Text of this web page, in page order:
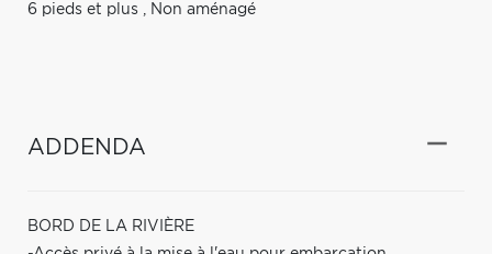
6 pieds et plus , Non aménagé
ADDENDA
BORD DE LA RIVIÈRE